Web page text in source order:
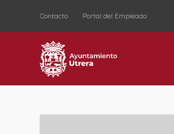
Contacto Portal del Empleado